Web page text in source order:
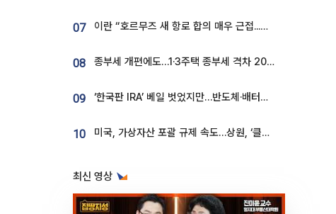
07 이란 “호르무즈 새 항로 합의 매우 근접...미국 배상 먼저”
08 종부세 개편에도…1·3주택 종부세 격차 2028년부터 확대
09 ‘한국판 IRA’ 베일 벗었지만…반도체·배터리 업계 “시행령이 관건”
10 미국, 가상자산 포괄 규제 속도…상원, ‘클래리티법’ 9월 절차투표 추진
최신 영상